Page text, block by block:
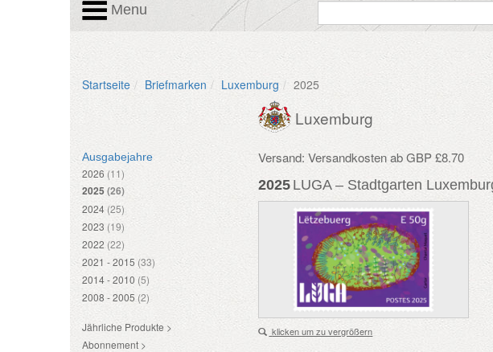
Menu
Startseite Briefmarken Luxemburg 2025
Ausgabejahre
2026 (11)
2025(26)
2024 (25)
2023 (19)
2022 (22)
2021 - 2015 (33)
2014 - 2010 (5)
2008 - 2005 (2)
Jährliche Produkte >
Abonnement >
Luxemburg
Versand: Versandkosten ab GBP £8.70
2025 LUGA – Stadtgarten
klicken um zu vergrößern